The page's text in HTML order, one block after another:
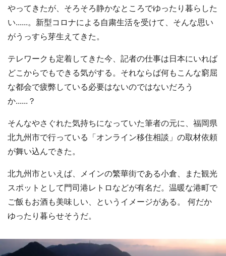
やってきたが、そろそろ静かなところでゆったり暮らした
い......。新型コロナによる自粛生活を受けて、そんな思い
がうっすら芽生えてきた。
テレワークも定着してきた今、記者の仕事は日本にいれば
どこからでもできる気がする。それならば何もこんな窮屈
な都会で疲弊している必要はないのではないだろう
か......？
そんなやさぐれた気持ちになっていた筆者の元に、福岡県
北九州市で行っている「オンライン移住相談」の取材依頼
が舞い込んできた。
北九州市といえば、メインの繁華街である小倉、また観光
スポットとして門司港レトロなどが有名だ。温暖な港町で
ご飯もお酒も美味しい、というイメージがある。 何だか
ゆったり暮らせそうだ。